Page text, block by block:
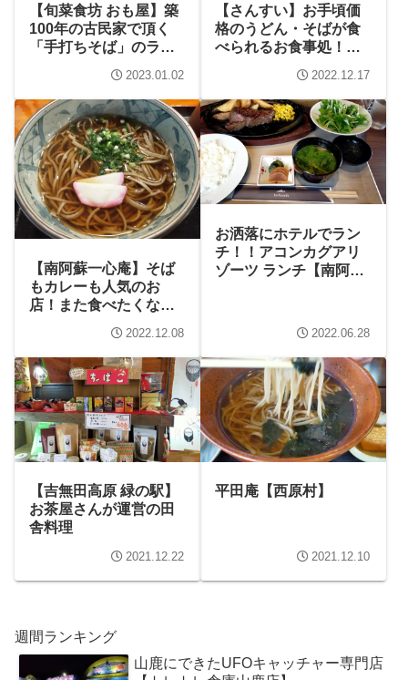
【旬菜食坊 おも屋】築
100年の古民家で頂く
「手打ちそば」のラン
2023.01.02
【さんすい】お手頃価
格のうどん・そばが食
べられるお食事処！丼
2022.12.17
【南阿蘇一心庵】そば
もカレーも人気のお
店！また食べたくなる
2022.12.08
お洒落にホテルでラン
チ！！アコンカグアリ
ゾーツ ランチ【南阿蘇
2022.06.28
【吉無田高原 緑の駅】
お茶屋さんが運営の田
舎料理
2021.12.22
平田庵【西原村】
2021.12.10
週間ランキング
山鹿にできたUFOキャッチャー専門店